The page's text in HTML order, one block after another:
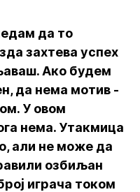
да то
захтева успех
Ако будем
да нема мотив -
У овом
нема. Утакмица
али не може да
озбиљан
играча током